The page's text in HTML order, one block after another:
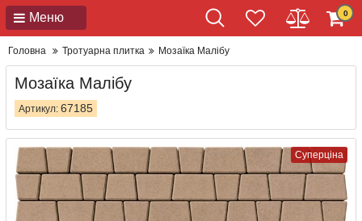
Меню 0
Головна Тротуарна плитка Мозаїка Малібу
Мозаїка Малібу
Артикул: 67185
Суперціна